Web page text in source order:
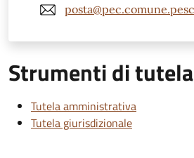
Strumenti di tutela
Tutela amministrativa
Tutela giurisdizionale